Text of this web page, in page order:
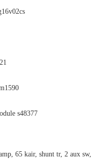
s48377
65 kair, shunt tr, 2 aux sw,